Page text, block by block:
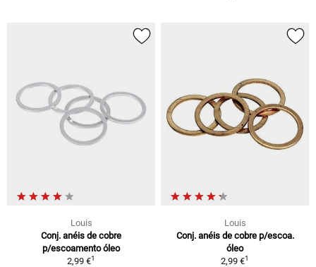
Louis
Conj. anéis de cobre
p/escoamento óleo
2,99 €1
Louis
Conj. anéis de cobre p/escoa.
óleo
2,99 €1